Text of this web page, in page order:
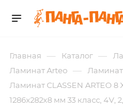
Главная — Каталог —
Ламинат Arteo — Ламинат
Ламинат CLASSEN ARTEO
1286х282х8 мм 33 класс, 4V,